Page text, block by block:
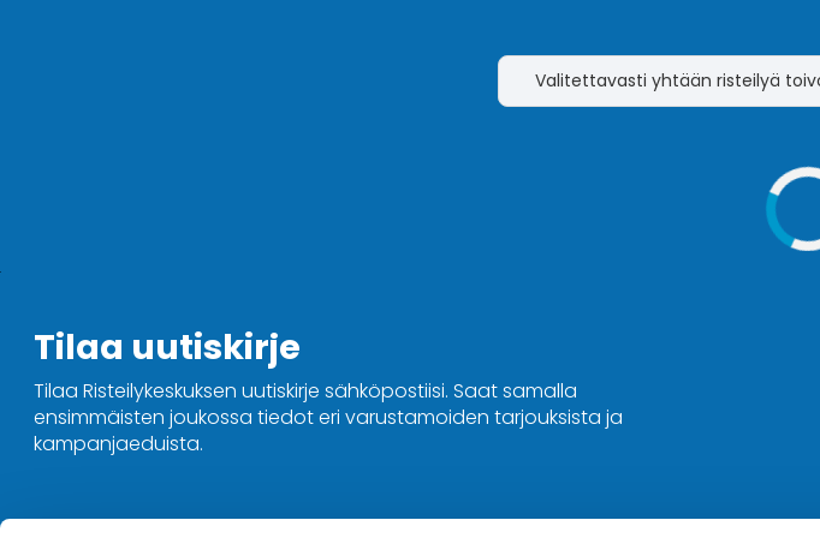
Valitettavasti yhtään risteilyä
Tilaa uutiskirje
Tilaa Risteilykeskuksen uutiskirje sähköpostiisi. Saat samalla
ensimmäisten joukossa tiedot eri varustamoiden tarjouksista ja
kampanjaeduista.
Ota yhteyttä Hyvä tietää